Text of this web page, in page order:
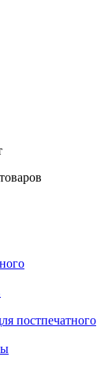
постпечатного